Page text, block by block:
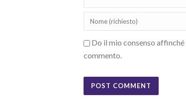
Do il mio consenso
commento.